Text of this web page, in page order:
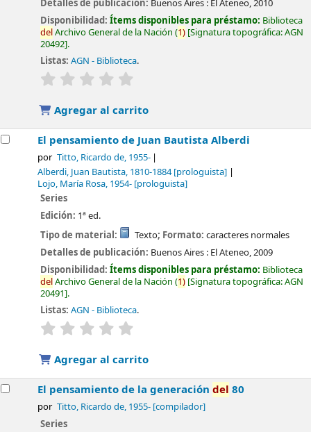
Detalles de publicación: Buenos Aires : El Ateneo,2010
Disponibilidad:Ítems disponibles para préstamo: Biblioteca
delArchivo General de la Nación (1) Signatura topográfica:AGN
20492 .
Listas: AGN - Biblioteca.
valoración
Agregar al carrito
El pensamiento de Juan Bautista Alberdi
por Titto, Ricardo de, 1955-
Alberdi, Juan Bautista, 1810-1884[prologuista]
Lojo, María Rosa, 1954- [prologuista]
Series
Edición: 1ª ed.
Tipo de material:
Texto; Formato: caracteres normales
Detalles de publicación: Buenos Aires : El Ateneo,2009
Disponibilidad:Ítems disponibles para préstamo: Biblioteca
delArchivo General de la Nación (1) Signatura topográfica:AGN
20491 .
Listas: AGN - Biblioteca.
valoración
Agregar al carrito
El pensamiento de la generacióndel 80
por Titto, Ricardo de, 1955-[compilador]
Series